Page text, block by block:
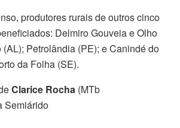
produtores rurais de outros cinco
Delmiro Gouveia e Olho
(AL); Petrolândia (PE); e Canindé do
da Folha (SE).
Clarice Rocha (MTb
Semiárido